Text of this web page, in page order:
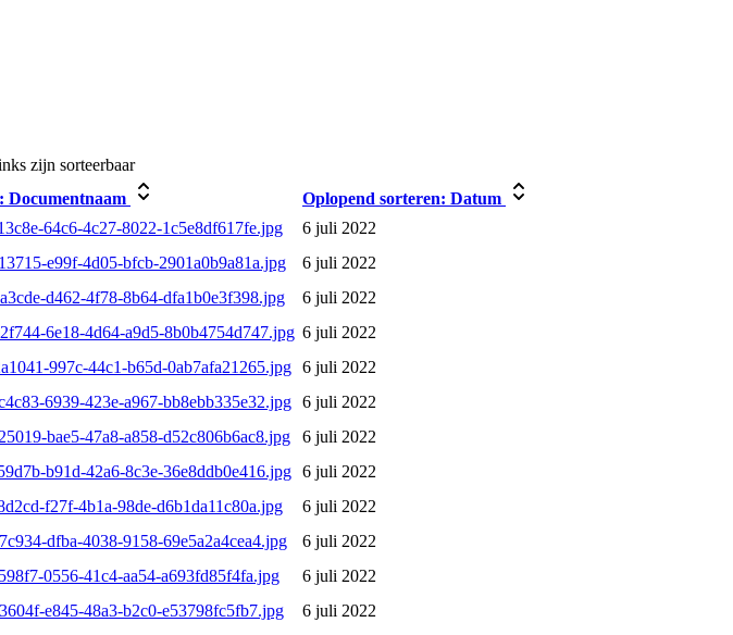
zijn sorteerbaar
Documentnaam Oplopend sorteren: Datum
64c6-4c27-8022-1c5e8df617fe.jpg
6 juli 2022
e99f-4d05-bfcb-2901a0b9a81a.jpg
6 juli 2022
d462-4f78-8b64-dfa1b0e3f398.jpg
6 juli 2022
6e18-4d64-a9d5-8b0b4754d747.jpg 6 juli 2022
997c-44c1-b65d-0ab7afa21265.jpg 6 juli 2022
6939-423e-a967-bb8ebb335e32.jpg 6 juli 2022
bae5-47a8-a858-d52c806b6ac8.jpg
6 juli 2022
b91d-42a6-8c3e-36e8ddb0e416.jpg 6 juli 2022
f27f-4b1a-98de-d6b1da11c80a.jpg
6 juli 2022
dfba-4038-9158-69e5a2a4cea4.jpg
6 juli 2022
0556-41c4-aa54-a693fd85f4fa.jpg
6 juli 2022
e845-48a3-b2c0-e53798fc5fb7.jpg
6 juli 2022